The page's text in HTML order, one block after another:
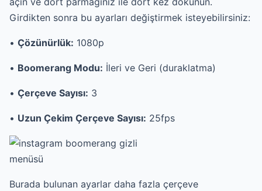
Girdikten sonra bu ayarları değiştirmek isteyebilirsiniz:
• Çözünürlük: 1080p
• Boomerang Modu: İleri ve Geri (duraklatma)
• Çerçeve Sayısı: 3
• Uzun Çekim Çerçeve Sayısı: 25fps
Burada bulunan ayarlar daha fazla çerçeve